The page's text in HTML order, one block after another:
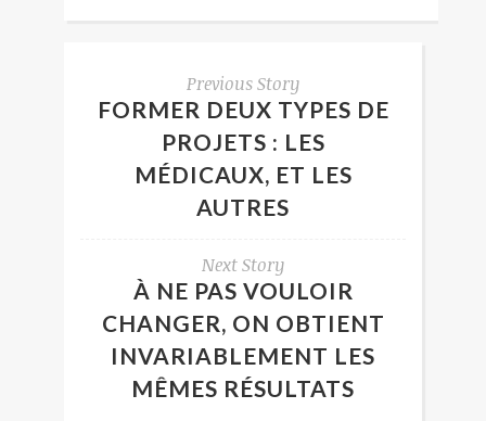
Previous Story
FORMER DEUX TYPES DE
PROJETS : LES
MÉDICAUX, ET LES
AUTRES
Next Story
À NE PAS VOULOIR
CHANGER, ON OBTIENT
INVARIABLEMENT LES
MÊMES RÉSULTATS